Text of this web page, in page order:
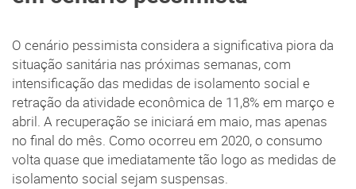
O cenário pessimista considera a significativa piora da
situação sanitária nas próximas semanas, com
intensificação das medidas de isolamento social e
retração da atividade econômica de 11,8% em março e
abril. A recuperação se iniciará em maio, mas apenas
no final do mês. Como ocorreu em 2020, o consumo
volta quase que imediatamente tão logo as medidas de
isolamento social sejam suspensas.